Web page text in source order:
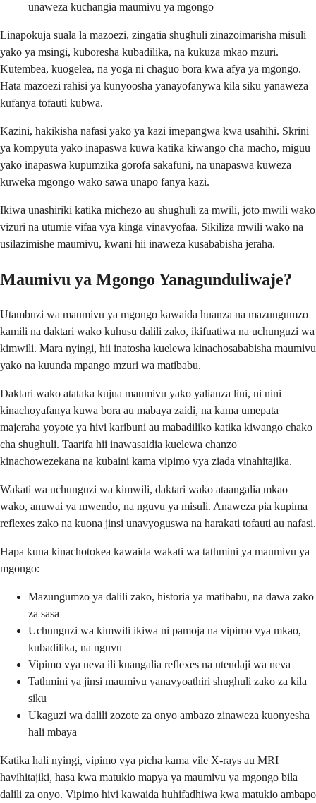
unaweza kuchangia maumivu ya mgongo
Linapokuja suala la mazoezi, zingatia shughuli zinazoimarisha misuli
yako ya msingi, kuboresha kubadilika, na kukuza mkao mzuri.
Kutembea, kuogelea, na yoga ni chaguo bora kwa afya ya mgongo.
Hata mazoezi rahisi ya kunyoosha yanayofanywa kila siku yanaweza
kufanya tofauti kubwa.
Kazini, hakikisha nafasi yako ya kazi imepangwa kwa usahihi. Skrini
ya kompyuta yako inapaswa kuwa katika kiwango cha macho, miguu
yako inapaswa kupumzika gorofa sakafuni, na unapaswa kuweza
kuweka mgongo wako sawa unapo fanya kazi.
Ikiwa unashiriki katika michezo au shughuli za mwili, joto mwili wako
vizuri na utumie vifaa vya kinga vinavyofaa. Sikiliza mwili wako na
usilazimishe maumivu, kwani hii inaweza kusababisha jeraha.
Maumivu ya Mgongo Yanagunduliwaje?
Utambuzi wa maumivu ya mgongo kawaida huanza na mazungumzo
kamili na daktari wako kuhusu dalili zako, ikifuatiwa na uchunguzi wa
kimwili. Mara nyingi, hii inatosha kuelewa kinachosababisha maumivu
yako na kuunda mpango mzuri wa matibabu.
Daktari wako atataka kujua maumivu yako yalianza lini, ni nini
kinachoyafanya kuwa bora au mabaya zaidi, na kama umepata
majeraha yoyote ya hivi karibuni au mabadiliko katika kiwango chako
cha shughuli. Taarifa hii inawasaidia kuelewa chanzo
kinachowezekana na kubaini kama vipimo vya ziada vinahitajika.
Wakati wa uchunguzi wa kimwili, daktari wako ataangalia mkao
wako, anuwai ya mwendo, na nguvu ya misuli. Anaweza pia kupima
reflexes zako na kuona jinsi unavyoguswa na harakati tofauti au nafasi.
Hapa kuna kinachotokea kawaida wakati wa tathmini ya maumivu ya
mgongo:
Mazungumzo ya dalili zako, historia ya matibabu, na dawa zako
za sasa
Uchunguzi wa kimwili ikiwa ni pamoja na vipimo vya mkao,
kubadilika, na nguvu
Vipimo vya neva ili kuangalia reflexes na utendaji wa neva
Tathmini ya jinsi maumivu yanavyoathiri shughuli zako za kila
siku
Ukaguzi wa dalili zozote za onyo ambazo zinaweza kuonyesha
hali mbaya
Katika hali nyingi, vipimo vya picha kama vile X-rays au MRI
havihitajiki, hasa kwa matukio mapya ya maumivu ya mgongo bila
dalili za onyo. Vipimo hivi kawaida huhifadhiwa kwa matukio ambapo